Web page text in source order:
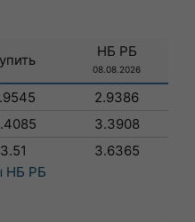
НБ РБ
08.08.2026
2.9386
3.3908
3.51
3.6365
НБ РБ